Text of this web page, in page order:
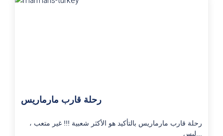
رحلة قارب مارماريس
رحلة قارب مارماريس بالتأكيد هو الأكثر شعبية !!! غير متعب ،